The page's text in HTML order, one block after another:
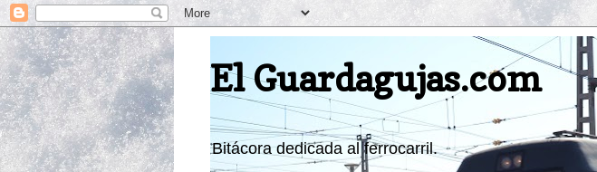
El Guardagujas.com
Bitácora dedicada al ferrocarril.